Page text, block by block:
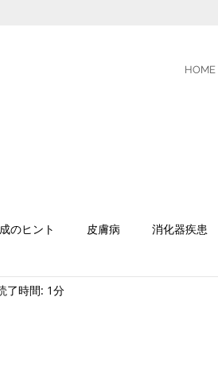
HOME
のヒント 皮膚病 消化器疾患
了時間: 1分